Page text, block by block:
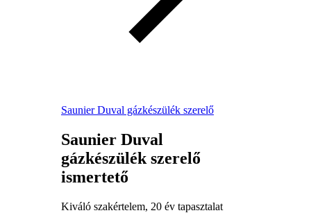
Saunier Duval gázkészülék szerelő
Saunier Duval
gázkészülék szerelő
ismertető
Kiváló szakértelem, 20 év tapasztalat